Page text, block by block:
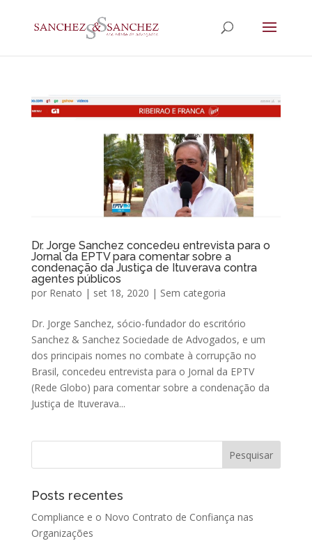
Dr. Jorge Sanchez concedeu entrevista para o
Jornal da EPTV para comentar sobre a
condenação da Justiça de Ituverava contra
agentes públicos
por Renato | set 18, 2020 | Sem categoria
Dr. Jorge Sanchez, sócio-fundador do escritório
Sanchez & Sanchez Sociedade de Advogados, e um
dos principais nomes no combate à corrupção no
Brasil, concedeu entrevista para o Jornal da EPTV
(Rede Globo) para comentar sobre a condenação da
Justiça de Ituverava...
Posts recentes
Compliance e o Novo Contrato de Confiança nas
Organizações